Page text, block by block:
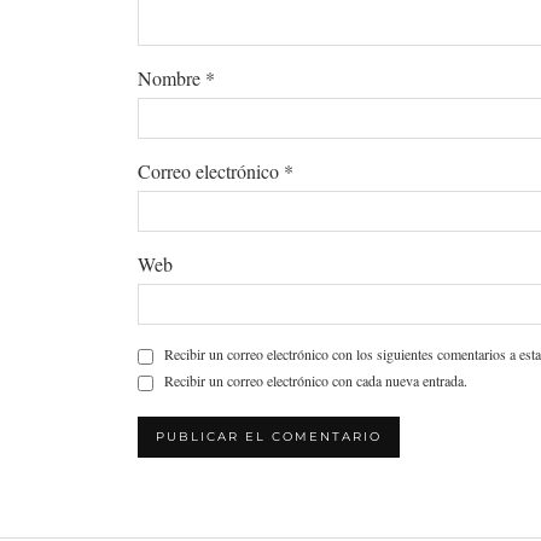
Nombre *
Correo electrónico *
Web
Recibir un correo electrónico con los siguientes comentarios a
Recibir un correo electrónico con cada nueva entrada.